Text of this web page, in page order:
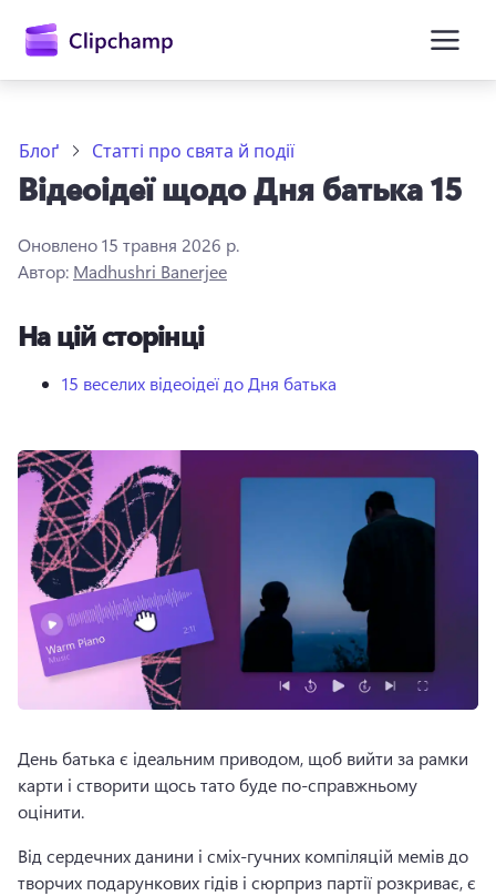
вмісту
Увійти
Спробувати безкоштовно
Блоґ Статті про свята й події
Відеоідеї щодо Дня батька 15
Оновлено15 травня 2026 р.
Автор: Madhushri Banerjee
На цій сторінці
15 веселих відеоідеї до Дня батька
День батька є ідеальним приводом, щоб вийти за рамки
карти і створити щось тато буде по-справжньому
оцінити.
Від сердечних данини і сміх-гучних компіляцій мемів до
творчих подарункових гідів і сюрприз партії розкриває, є